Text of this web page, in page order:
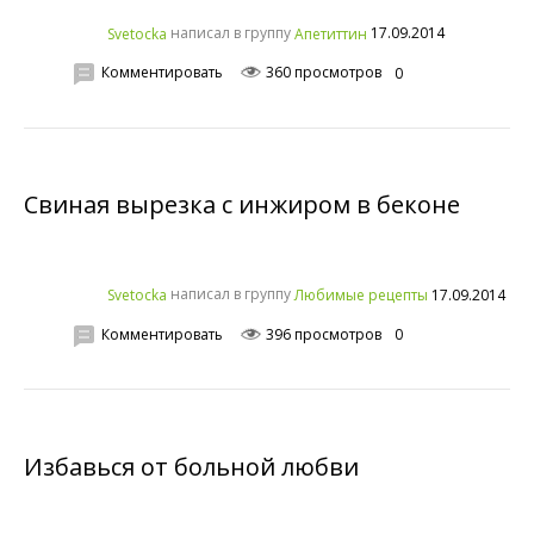
Svetocka написал в группуАпетиттин 17.09.2014
Комментировать
360 просмотров 0
Свиная вырезка с инжиром в беконе
Svetocka написал в группуЛюбимые рецепты 17.09.2014
Комментировать
396 просмотров 0
Избавься от больной любви